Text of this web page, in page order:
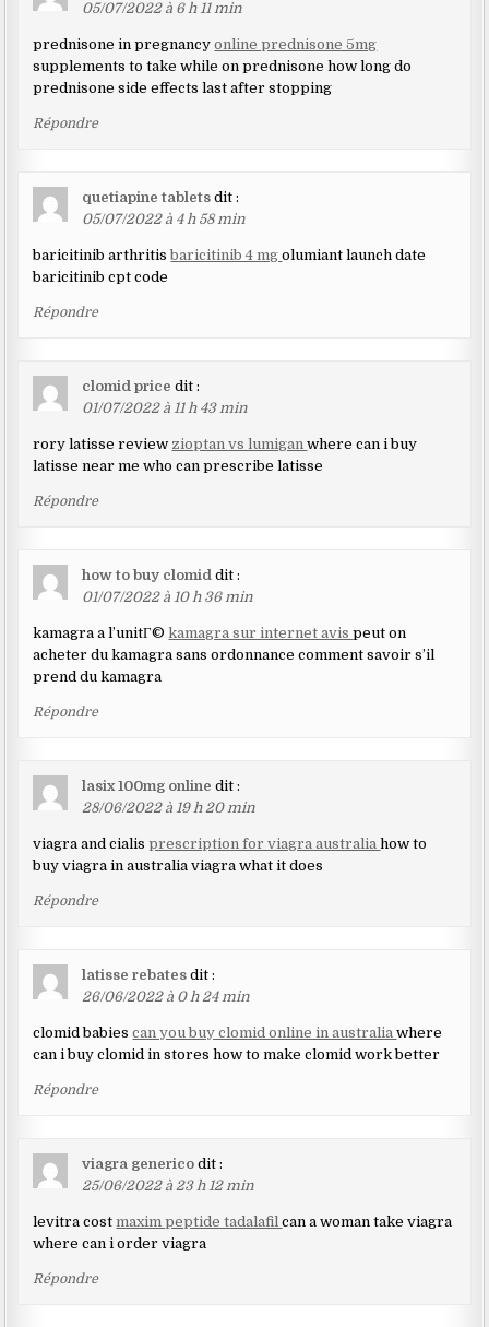
05/07/2022 à 6 h 11 min
prednisone in pregnancyonline prednisone 5mg
supplements to take while on prednisone how long do
prednisone side effects last after stopping
Répondre
quetiapine tablets dit :
05/07/2022 à 4 h 58 min
baricitinib arthritisbaricitinib 4 mgolumiant launch date
baricitinib cpt code
Répondre
clomid price dit :
01/07/2022 à 11 h 43 min
rory latisse review zioptan vs lumiganwhere can i buy
latisse near me who can prescribe latisse
Répondre
how to buy clomid dit :
01/07/2022 à 10 h 36 min
kamagra a l’unitГ©kamagra sur internet avispeut on
acheter du kamagra sans ordonnance comment savoir s’il
prend du kamagra
Répondre
lasix 100mg online dit :
28/06/2022 à 19 h 20 min
viagra and cialisprescription for viagra australiahow to
buy viagra in australia viagra what it does
Répondre
latisse rebates dit :
26/06/2022 à 0 h 24 min
clomid babiescan you buy clomid online in australiawhere
can i buy clomid in stores how to make clomid work better
Répondre
viagra generico dit :
25/06/2022 à 23 h 12 min
levitra cost maxim peptide tadalafilcan a woman take viagra
where can i order viagra
Répondre